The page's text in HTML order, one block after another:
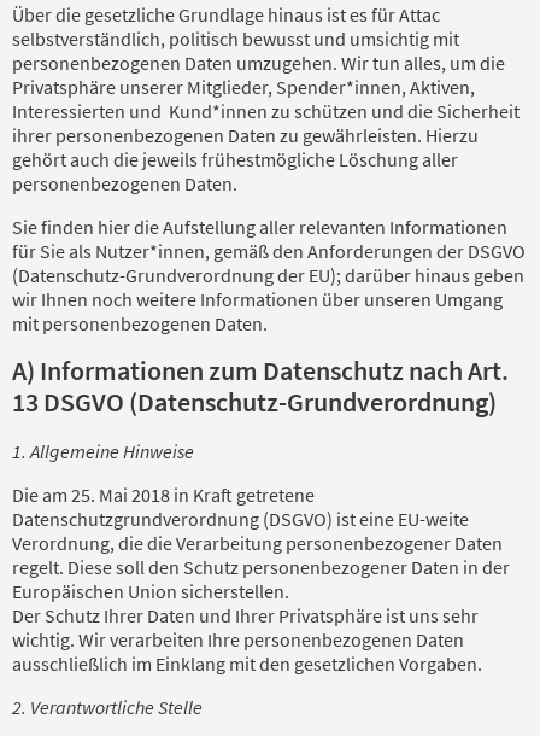
Über die gesetzliche Grundlage hinaus ist es für Attac
selbstverständlich, politisch bewusst und umsichtig mit
personenbezogenen Daten umzugehen. Wir tun alles, um die
Privatsphäre unserer Mitglieder, Spender*innen, Aktiven,
Interessierten und Kund*innen zu schützen und die Sicherheit
ihrer personenbezogenen Daten zu gewährleisten. Hierzu
gehört auch die jeweils frühestmögliche Löschung aller
personenbezogenen Daten.
Sie finden hier die Aufstellung aller relevanten Informationen
für Sie als Nutzer*innen, gemäß den Anforderungen der DSGVO
(Datenschutz-Grundverordnung der EU); darüber hinaus geben
wir Ihnen noch weitere Informationen über unseren Umgang
mit personenbezogenen Daten.
A) Informationen zum Datenschutz nach Art.
13 DSGVO (Datenschutz-Grundverordnung)
1. Allgemeine Hinweise
Die am 25. Mai 2018 in Kraft getretene
Datenschutzgrundverordnung (DSGVO) ist eine EU-weite
Verordnung, die die Verarbeitung personenbezogener Daten
regelt. Diese soll den Schutz personenbezogener Daten in der
Europäischen Union sicherstellen.
Der Schutz Ihrer Daten und Ihrer Privatsphäre ist uns sehr
wichtig. Wir verarbeiten Ihre personenbezogenen Daten
ausschließlich im Einklang mit den gesetzlichen Vorgaben.
2. Verantwortliche Stelle